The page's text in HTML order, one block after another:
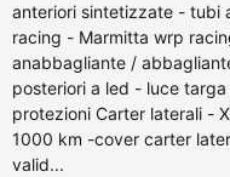
anteriori sintetizzate - tubi
racing - Marmitta wrp
anabbagliante /
posteriori a led - luce
protezioni Carter laterali -
1000 km -cover carter
valid...